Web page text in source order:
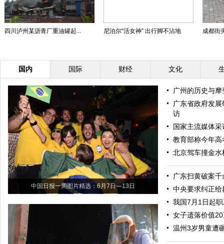
四川泸州某沥青厂重油罐起... 尼泊尔“活女神” 出行脚不沾地 成都街
国内 国际 财经 文化
中国日报一周图片精选：6月7日—13日
广州的历史与
广东省政府发
访
国家主流媒体
教育部称今年
北京驾车撞金
广东扫黄破案
中央要求纠正
我国7月1日起
女子遗落价值
温州3岁男童遭